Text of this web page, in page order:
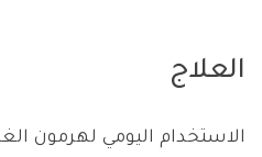
العلاج
الاستخدام اليومي لهرمون